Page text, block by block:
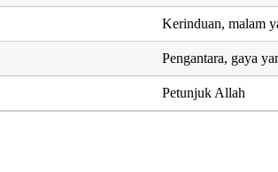
Kerinduan, malam
Pengantara, gaya
Petunjuk Allah